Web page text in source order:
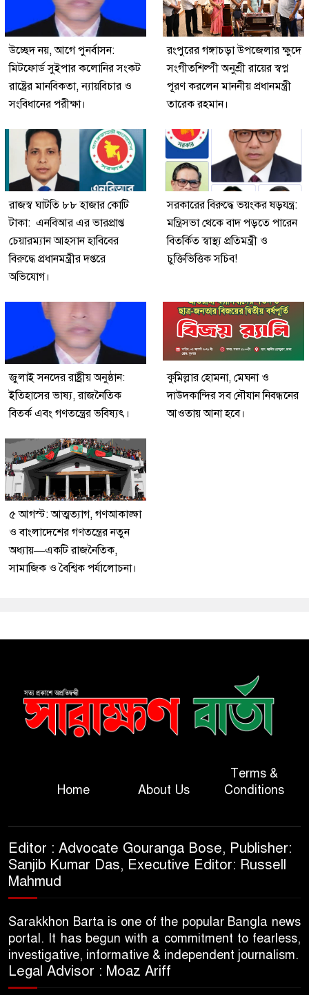
উচ্ছেদ নয়, আগে পুনর্বাসন:
মিটফোর্ড সুইপার কলোনির সংকট
রাষ্ট্রের মানবিকতা, ন্যায়বিচার ও
সংবিধানের পরীক্ষা।
রংপুরের গঙ্গাচড়া উপজেলার ক্ষুদে
সংগীতশিল্পী অনুশ্রী রায়ের স্বপ্ন
পূরণ করলেন মাননীয় প্রধানমন্ত্রী
তারেক রহমান।
রাজস্ব ঘাটতি ৮৮ হাজার কোটি
টাকা: এনবিআর এর ভারপ্রাপ্ত
চেয়ারম্যান আহসান হাবিবের
বিরুদ্ধে প্রধানমন্ত্রীর দপ্তরে
অভিযোগ।
সরকারের বিরুদ্ধে ভয়ংকর ষড়যন্ত্র:
মন্ত্রিসভা থেকে বাদ পড়তে পারেন
বিতর্কিত স্বাস্থ্য প্রতিমন্ত্রী ও
চুক্তিভিত্তিক সচিব!
জুলাই সনদের রাষ্ট্রীয় অনুষ্ঠান:
ইতিহাসের ভাষ্য, রাজনৈতিক
বিতর্ক এবং গণতন্ত্রের ভবিষ্যৎ।
কুমিল্লার হোমনা, মেঘনা ও
দাউদকান্দির সব নৌযান নিবন্ধনের
আওতায় আনা হবে।
৫ আগস্ট: আত্মত্যাগ, গণআকাঙ্ক্ষা
ও বাংলাদেশের গণতন্ত্রের নতুন
অধ্যায়—একটি রাজনৈতিক,
সামাজিক ও বৈশ্বিক পর্যালোচনা।
Home About Us
Terms &
Conditions
Editor : Advocate Gouranga Bose, Publisher:
Sanjib Kumar Das, Executive Editor: Russell
Mahmud
Sarakkhon Barta is one of the popular Bangla news
portal. It has begun with a commitment to fearless,
investigative, informative & independent journalism.
Legal Advisor : Moaz Ariff